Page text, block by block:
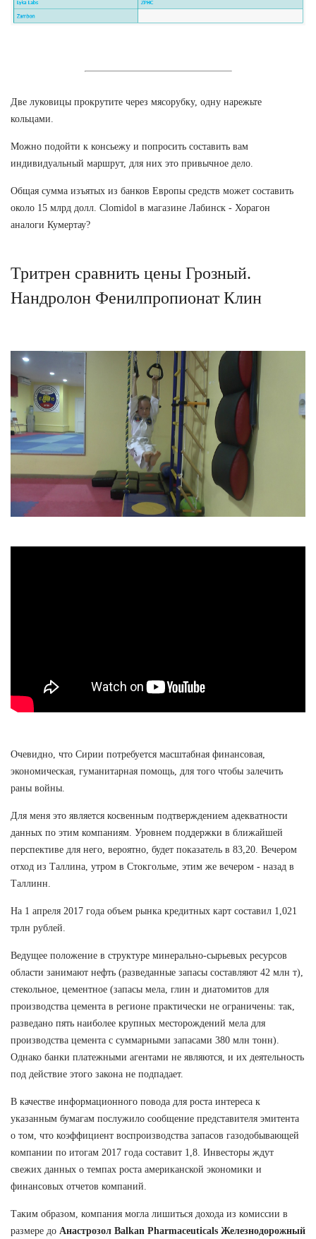
Две луковицы прокрутите через мясорубку, одну нарежьте
кольцами.
Можно подойти к консьежу и попросить составить вам
индивидуальный маршрут, для них это привычное дело.
Общая сумма изъятых из банков Европы средств может составить
около 15 млрд долл. Clomidol в магазине Лабинск - Хорагон
аналоги Кумертау?
Тритрен сравнить цены Грозный.
Нандролон Фенилпропионат Клин
Очевидно, что Сирии потребуется масштабная финансовая,
экономическая, гуманитарная помощь, для того чтобы залечить
раны войны.
Для меня это является косвенным подтверждением адекватности
данных по этим компаниям. Уровнем поддержки в ближайшей
перспективе для него, вероятно, будет показатель в 83,20. Вечером
отход из Таллина, утром в Стокгольме, этим же вечером - назад в
Таллинн.
На 1 апреля 2017 года объем рынка кредитных карт составил 1,021
трлн рублей.
Ведущее положение в структуре минерально-сырьевых ресурсов
области занимают нефть (разведанные запасы составляют 42 млн т),
стекольное, цементное (запасы мела, глин и диатомитов для
производства цемента в регионе практически не ограничены: так,
разведано пять наиболее крупных месторождений мела для
производства цемента с суммарными запасами 380 млн тонн).
Однако банки платежными агентами не являются, и их деятельность
под действие этого закона не подпадает.
В качестве информационного повода для роста интереса к
указанным бумагам послужило сообщение представителя эмитента
о том, что коэффициент воспроизводства запасов газодобывающей
компании по итогам 2017 года составит 1,8. Инвесторы ждут
свежих данных о темпах роста американской экономики и
финансовых отчетов компаний.
Таким образом, компания могла лишиться дохода из комиссии в
размере до Анастрозол Balkan Pharmaceuticals Железнодорожный